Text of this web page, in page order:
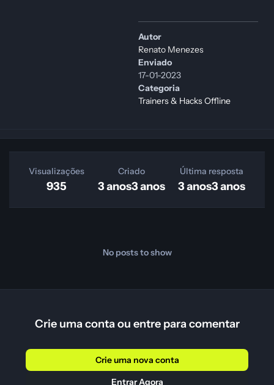
Autor
Renato Menezes
Enviado
17-01-2023
Categoria
Trainers & Hacks Offline
Visualizações
935
Criado
3 anos3 anos
Última resposta
3 anos3 anos
No posts to show
Crie uma conta ou entre para comentar
Crie uma nova conta
Entrar Agora